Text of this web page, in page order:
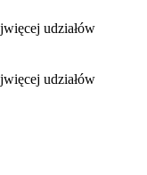
udziałów
udziałów